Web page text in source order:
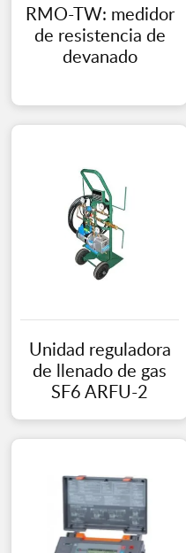
RMO-TW: medidor
de resistencia de
devanado
Unidad reguladora
de llenado de gas
SF6 ARFU-2